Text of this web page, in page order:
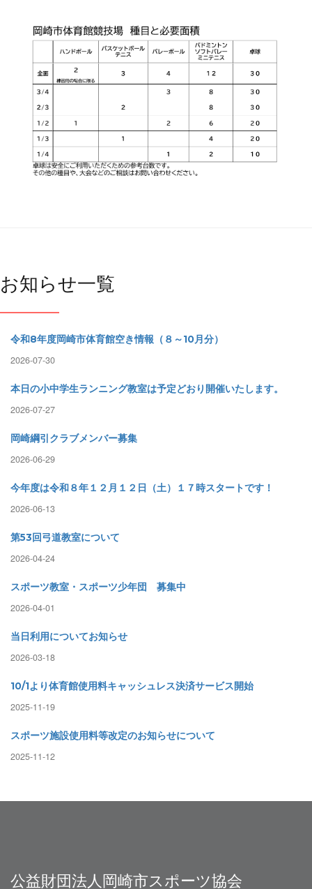
お知らせ一覧
令和8年度岡崎市体育館空き情報（８～10月分）
2026-07-30
本日の小中学生ランニング教室は予定どおり開催いたします。
2026-07-27
岡崎綱引クラブメンバー募集
2026-06-29
今年度は令和８年１２月１２日（土）１７時スタートです！
2026-06-13
第53回弓道教室について
2026-04-24
スポーツ教室・スポーツ少年団 募集中
2026-04-01
当日利用についてお知らせ
2026-03-18
10/1より体育館使用料キャッシュレス決済サービス開始
2025-11-19
スポーツ施設使用料等改定のお知らせについて
2025-11-12
公益財団法人岡崎市スポーツ協会